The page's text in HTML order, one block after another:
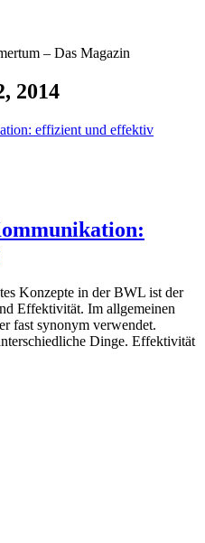
– Das Magazin
2014
Konzepte in der BWL ist der
Effektivität. Im allgemeinen
fast synonym verwendet.
Dinge. Effektivität